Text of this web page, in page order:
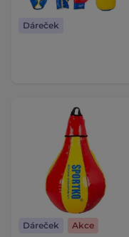
Dáreček
Dáreček Akce